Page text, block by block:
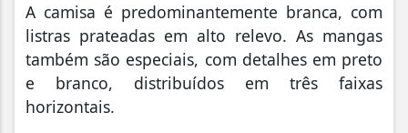
A camisa é predominantemente branca, com
listras prateadas em alto relevo. As mangas
também são especiais, com detalhes em preto
e branco, distribuídos em três faixas
horizontais.